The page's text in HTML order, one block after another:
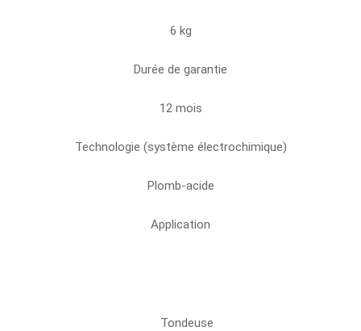
6 kg
Durée de garantie
12 mois
Technologie (système électrochimique)
Plomb-acide
Application
Tondeuse